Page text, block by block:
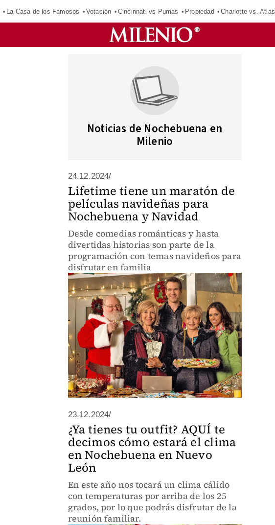
La Casa de los Famosos Votación Cincinnati vs Pumas Propiedad Charlotte vs. Atlas
Noticias de Nochebuena en
Milenio
24.12.2024/
Lifetime tiene un maratón de
películas navideñas para
Nochebuena y Navidad
Desde comedias románticas y hasta
divertidas historias son parte de la
programación con temas navideños para
disfrutar en familia
23.12.2024/
¿Ya tienes tu outfit? AQUÍ te
decimos cómo estará el clima
en Nochebuena en Nuevo
León
En este año nos tocará un clima cálido
con temperaturas por arriba de los 25
grados, por lo que podrás disfrutar de la
reunión familiar.